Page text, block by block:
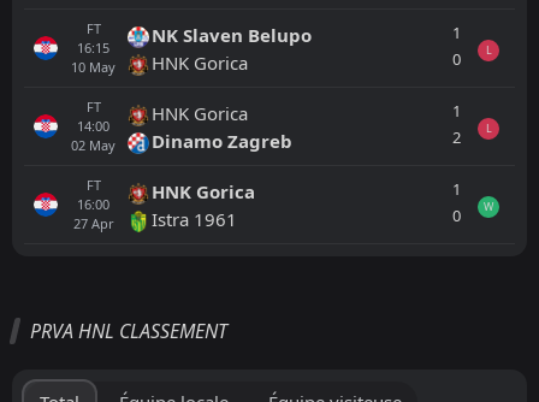
FT
16:15
10 May
NK Slaven Belupo
HNK Gorica
1
0
L
FT
14:00
02 May
HNK Gorica
Dinamo Zagreb
1
2
L
FT
16:00
27 Apr
HNK Gorica
Istra 1961
1
0
W
29Aug
HNK Hajduk Split
PRVA HNL CLASSEMENT